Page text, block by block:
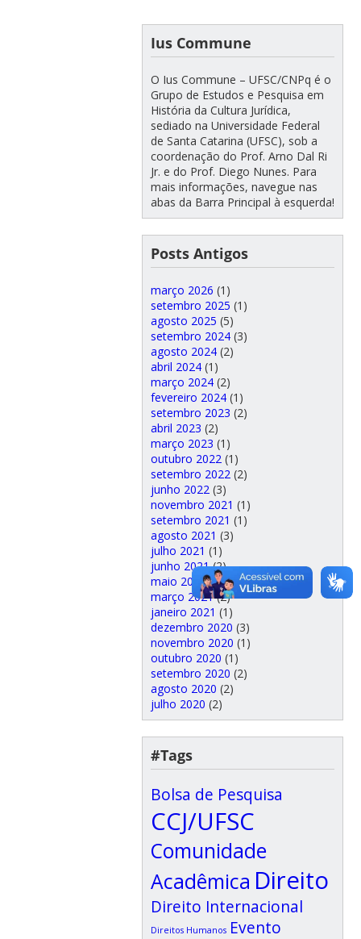
Ius Commune
O Ius Commune – UFSC/CNPq é o
Grupo de Estudos e Pesquisa em
História da Cultura Jurídica,
sediado na Universidade Federal
de Santa Catarina (UFSC), sob a
coordenação do Prof. Arno Dal Ri
Jr. e do Prof. Diego Nunes. Para
mais informações, navegue nas
abas da Barra Principal à esquerda!
Posts Antigos
março 2026 (1)
setembro 2025 (1)
agosto 2025 (5)
setembro 2024(3)
agosto 2024(2)
abril 2024(1)
março 2024(2)
fevereiro 2024(1)
setembro 2023 (2)
abril 2023 (2)
março 2023 (1)
outubro 2022 (1)
setembro 2022 (2)
junho 2022 (3)
novembro 2021 (1)
setembro 2021 (1)
agosto 2021 (3)
julho 2021 (1)
junho 2021(2)
maio 2021(1)
março 2021(2)
janeiro 2021 (1)
dezembro 2020 (3)
novembro 2020 (1)
outubro 2020 (1)
setembro 2020 (2)
agosto 2020 (2)
julho 2020 (2)
#Tags
Bolsa de Pesquisa
CCJ/UFSC
Comunidade
Acadêmica Direito
Direito Internacional
Direitos Humanos Evento